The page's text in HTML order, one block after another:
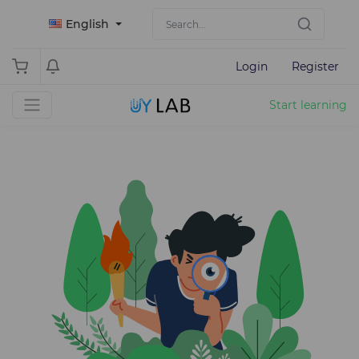
English
Login Register
Start learning